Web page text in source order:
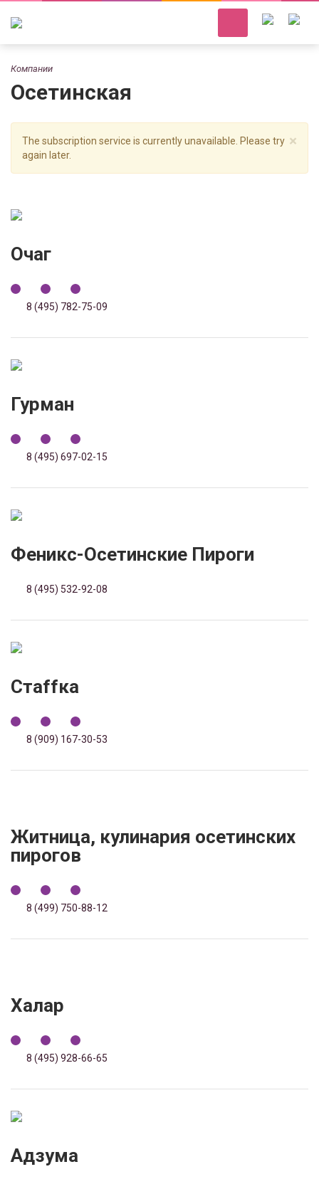
Компании
Осетинская
×
The subscription service is currently unavailable. Please try
again later.
Очаг
8 (495) 782-75-09
Гурман
8 (495) 697-02-15
Феникс-Осетинские Пироги
8 (495) 532-92-08
Стаffка
8 (909) 167-30-53
Житница, кулинария осетинских
пирогов
8 (499) 750-88-12
Халар
8 (495) 928-66-65
Адзума